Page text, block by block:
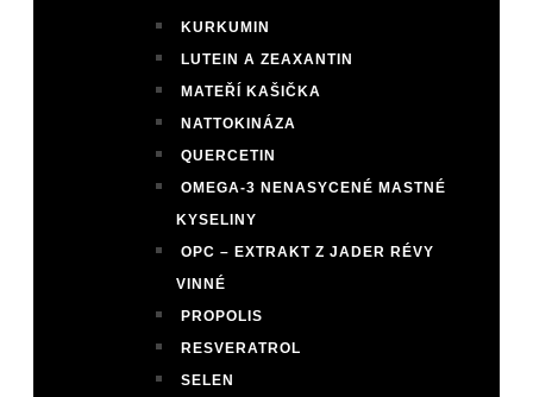
KURKUMIN
LUTEIN A ZEAXANTIN
MATEŘÍ KAŠIČKA
NATTOKINÁZA
QUERCETIN
OMEGA-3 NENASYCENÉ MASTNÉ
KYSELINY
OPC – EXTRAKT Z JADER RÉVY
VINNÉ
PROPOLIS
RESVERATROL
SELEN